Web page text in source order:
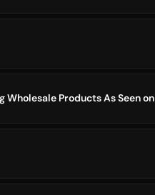
Wholesale Products As Seen